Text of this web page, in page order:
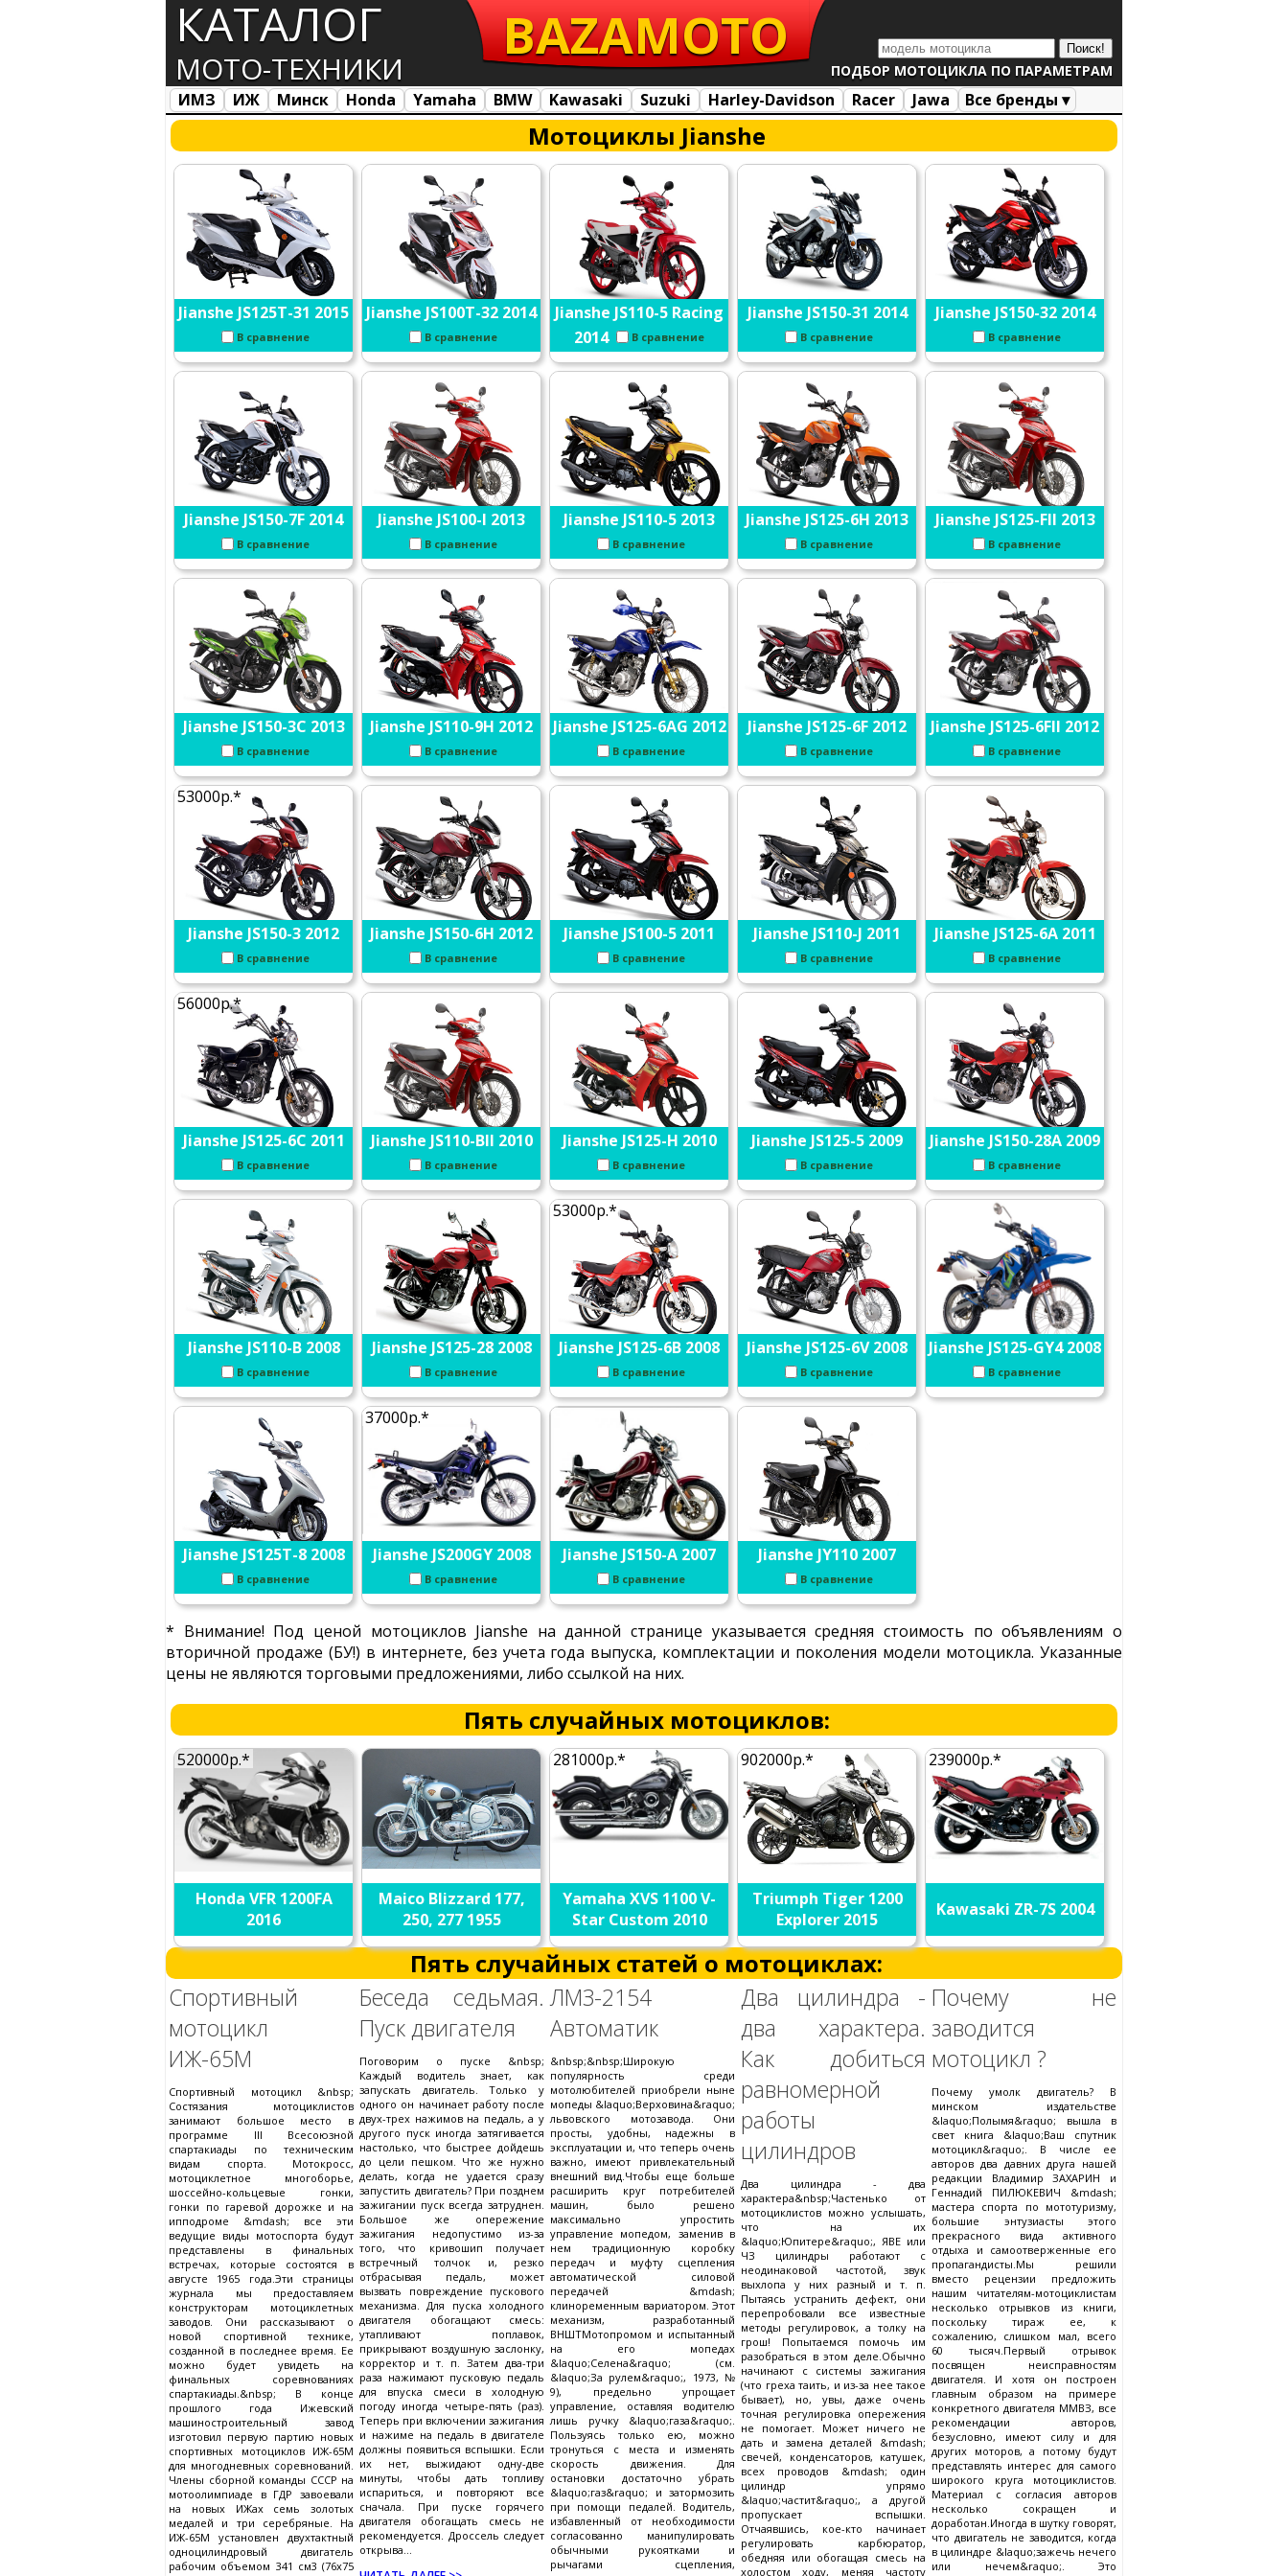
КАТАЛОГ
МОТО-ТЕХНИКИ ПОДБОР МОТОЦИКЛА ПО ПАРАМЕТРАМ
BAZAMOTO
ИМЗ ИЖ Минск Honda Yamaha BMW Kawasaki Suzuki Harley-Davidson Racer Jawa
Все бренды ▾
Все марки
Загрузка... Мотоциклы Jianshe
Jianshe JS125T-31 2015
В сравнение
Jianshe JS100T-32 2014
В сравнение
Jianshe JS110-5 Racing
2014
В сравнение
Jianshe JS150-31 2014
В сравнение
Jianshe JS150-32 2014
В сравнение
Jianshe JS150-7F 2014
В сравнение
Jianshe JS100-l 2013
В сравнение
Jianshe JS110-5 2013
В сравнение
Jianshe JS125-6H 2013
В сравнение
Jianshe JS125-FII 2013
В сравнение
Jianshe JS150-3C 2013
В сравнение
Jianshe JS110-9H 2012
В сравнение
Jianshe JS125-6AG 2012
В сравнение
Jianshe JS125-6F 2012
В сравнение
Jianshe JS125-6FII 2012
В сравнение
53000р.*
Jianshe JS150-3 2012
В сравнение
Jianshe JS150-6H 2012
В сравнение
Jianshe JS100-5 2011
В сравнение
Jianshe JS110-J 2011
В сравнение
Jianshe JS125-6A 2011
В сравнение
56000р.*
Jianshe JS125-6C 2011
В сравнение
Jianshe JS110-BII 2010
В сравнение
Jianshe JS125-H 2010
В сравнение
Jianshe JS125-5 2009
В сравнение
Jianshe JS150-28A 2009
В сравнение
Jianshe JS110-B 2008
В сравнение
Jianshe JS125-28 2008
В сравнение
53000р.*
Jianshe JS125-6B 2008
В сравнение
Jianshe JS125-6V 2008
В сравнение
Jianshe JS125-GY4 2008
В сравнение
Jianshe JS125T-8 2008
В сравнение
37000р.*
Jianshe JS200GY 2008
В сравнение
Jianshe JS150-A 2007
В сравнение
Jianshe JY110 2007
В сравнение
* Внимание! Под ценой мотоциклов Jianshe на данной странице указывается средняя стоимость по объявлениям о
вторичной продаже (БУ!) в интернете, без учета года выпуска, комплектации и поколения модели мотоцикла. Указанные
цены не являются торговыми предложениями, либо ссылкой на них.
Пять случайных мотоциклов:
520000р.*
Honda VFR 1200FA
2016
Maico Blizzard 177,
250, 277 1955
281000р.*
Yamaha XVS 1100 V-
Star Custom 2010
902000р.*
Triumph Tiger 1200
Explorer 2015
239000р.*
Kawasaki ZR-7S 2004
Пять случайных статей о мотоциклах:
Спортивный
мотоцикл
ИЖ-65М
Спортивный мотоцикл &nbsp;
Состязания мотоциклистов
занимают большое место в
программе III Всесоюзной
спартакиады по техническим
видам спорта. Мотокросс,
мотоциклетное многоборье,
шоссейно-кольцевые гонки,
гонки по гаревой дорожке и на
ипподроме &mdash; все эти
ведущие виды мотоспорта будут
представлены в финальных
встречах, которые состоятся в
августе 1965 года.Эти страницы
журнала мы предоставляем
конструкторам мотоциклетных
заводов. Они рассказывают о
новой спортивной технике,
созданной в последнее время. Ее
можно будет увидеть на
финальных соревнованиях
спартакиады.&nbsp; В конце
прошлого года Ижевский
машиностроительный завод
изготовил первую партию новых
спортивных мотоциклов ИЖ-65М
для многодневных соревнований.
Члены сборной команды СССР на
мотоолимпиаде в ГДР завоевали
на новых ИЖах семь золотых
медалей и три серебряные. На
ИЖ-65М установлен двухтактный
одноцилиндровый двигатель
рабочим объемом 341 см3 (76x75
Беседа седьмая.
Пуск двигателя
Поговорим о пуске &nbsp;
Каждый водитель знает, как
запускать двигатель. Только у
одного он начинает работу после
двух-трех нажимов на педаль, а у
другого пуск иногда затягивается
настолько, что быстрее дойдешь
до цели пешком. Что же нужно
делать, когда не удается сразу
запустить двигатель? При позднем
зажигании пуск всегда затруднен.
Большое же опережение
зажигания недопустимо из-за
того, что кривошип получает
встречный толчок и, резко
отбрасывая педаль, может
вызвать повреждение пускового
механизма. Для пуска холодного
двигателя обогащают смесь:
утапливают поплавок,
прикрывают воздушную заслонку,
корректор и т. п. Затем два-три
раза нажимают пусковую педаль
для впуска смеси в холодную
погоду иногда четыре-пять (раз).
Теперь при включении зажигания
и нажиме на педаль в двигателе
должны появиться вспышки. Если
их нет, выжидают одну-две
минуты, чтобы дать топливу
испариться, и повторяют все
сначала. При пуске горячего
двигателя обогащать смесь не
рекомендуется. Дроссель следует
открыва...
ЛМЗ-2154
Автоматик
&nbsp;&nbsp;Широкую
популярность среди
мотолюбителей приобрели ныне
мопеды &laquo;Верховина&raquo;
львовского мотозавода. Они
просты, удобны, надежны в
эксплуатации и, что теперь очень
важно, имеют привлекательный
внешний вид.Чтобы еще больше
расширить круг потребителей
машин, было решено
максимально упростить
управление мопедом, заменив в
нем традиционную коробку
передач и муфту сцепления
автоматической силовой
передачей &mdash;
клиноременным вариатором. Этот
механизм, разработанный
ВНШТМотопромом и испытанный
на его мопедах
&laquo;Селена&raquo; (см.
&laquo;За рулем&raquo;, 1973, №
9), предельно упрощает
управление, оставляя водителю
лишь ручку &laquo;газа&raquo;.
Пользуясь только ею, можно
тронуться с места и изменять
скорость движения. Для
остановки достаточно убрать
&laquo;газ&raquo; и затормозить
при помощи педалей. Водитель,
избавленный от необходимости
согласованно манипулировать
обычными рукоятками и
рычагами сцепления,
Два цилиндра -
два характера.
Как добиться
равномерной
работы
цилиндров
Два цилиндра - два
характера&nbsp;Частенько от
мотоциклистов можно услышать,
что на их
&laquo;Юпитере&raquo;, ЯВЕ или
ЧЗ цилиндры работают с
неодинаковой частотой, звук
выхлопа у них разный и т. п.
Пытаясь устранить дефект, они
перепробовали все известные
методы регулировок, а толку на
грош! Попытаемся помочь им
разобраться в этом деле.Обычно
начинают с системы зажигания
(что греха таить, и из-за нее такое
бывает), но, увы, даже очень
точная регулировка опережения
не помогает. Может ничего не
дать и замена деталей &mdash;
свечей, конденсаторов, катушек,
всех проводов &mdash; один
цилиндр упрямо
&laquo;частит&raquo;, а другой
пропускает вспышки.
Отчаявшись, кое-кто начинает
регулировать карбюратор,
обедняя или обогащая смесь на
холостом ходу, меняя частоту
Почему не
заводится
мотоцикл ?
Почему умолк двигатель? В
минском издательстве
&laquo;Полымя&raquo; вышла в
свет книга &laquo;Ваш спутник
мотоцикл&raquo;. В числе ее
авторов два давних друга нашей
редакции Владимир ЗАХАРИН и
Геннадий ПИЛЮКЕВИЧ &mdash;
мастера спорта по мототуризму,
большие энтузиасты этого
прекрасного вида активного
отдыха и самоотверженные его
пропагандисты.Мы решили
вместо рецензии предложить
нашим читателям-мотоциклистам
несколько отрывков из книги,
поскольку тираж ее, к
сожалению, слишком мал, всего
60 тысяч.Первый отрывок
посвящен неисправностям
двигателя. И хотя он построен
главным образом на примере
конкретного двигателя ММВЗ, все
рекомендации авторов,
безусловно, имеют силу и для
других моторов, а потому будут
представлять интерес для самого
широкого круга мотоциклистов.
Материал с согласия авторов
несколько сокращен и
доработан.Иногда в шутку говорят,
что двигатель не заводится, когда
в цилиндре &laquo;зажечь нечего
или нечем&raquo;. Это